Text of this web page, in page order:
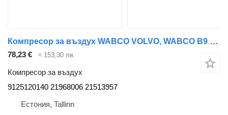
Компресор за въздух WABCO VOLVO, WABCO B9 (01.10-) 9125120140 за автобус Volvo B7, B8, B9, B12 bus (2005-)
78,23 € ≈ 153,30 лв.
Компресор за въздух
9125120140 21968006 21513957
Естония, Tallinn